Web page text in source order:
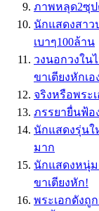
ภาพหลุด2ซุป
นักแสดงสาว
เบาๆ100ล้าน
วงนอกวงใน
ขาเตียงหักเอ
จริงหรือพระ
ภรรยายื่นฟ้อ
นักแสดงรุ่นใ
มาก
นักแสดงหนุ่
ขาเตียงหัก!
พระเอกดังถู